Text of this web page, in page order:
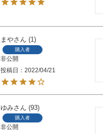
まや 1
購入者
非公開
投稿日
2022/04/21
ゆみ 93
購入者
非公開